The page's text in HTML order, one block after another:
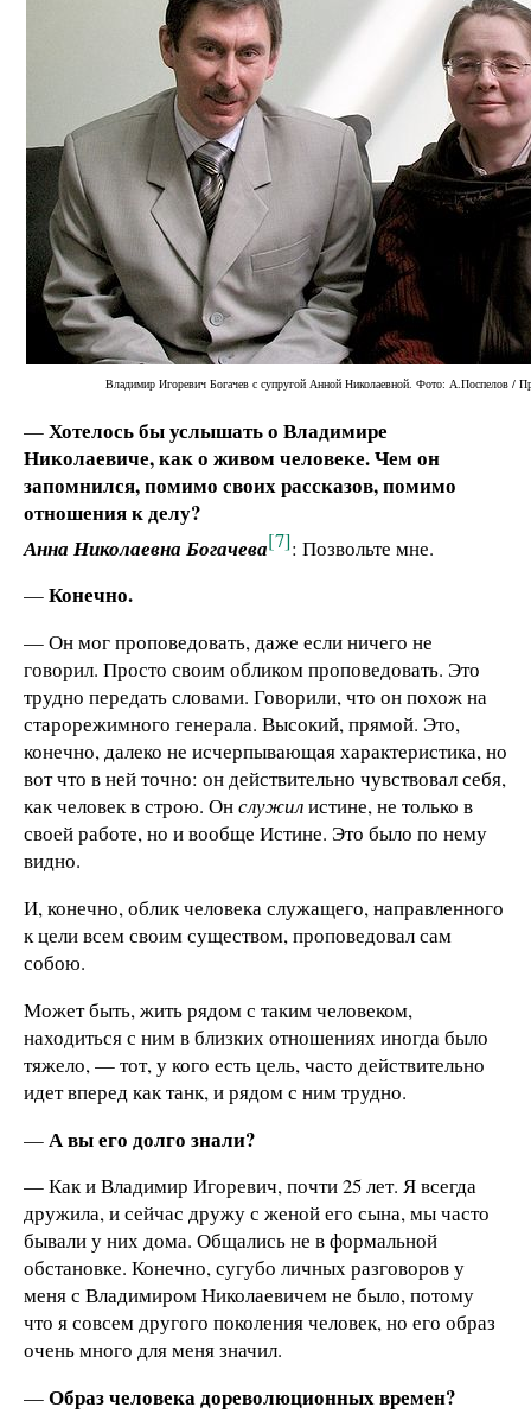
Владимир Игоревич Богачев с супругой Анной Николаевной. Фото: А.Поспелов /
—Хотелось бы услышать о Владимире
Николаевиче, как о живом человеке. Чем он
запомнился, помимо своих рассказов, помимо
отношения к делу?
Анна Николаевна Богачева[7]: Позвольте мне.
—Конечно.
— Он мог проповедовать, даже если ничего не
говорил. Просто своим обликом проповедовать. Это
трудно передать словами. Говорили, что он похож на
старорежимного генерала. Высокий, прямой. Это,
конечно, далеко не исчерпывающая характеристика, но
вот что в ней точно: он действительно чувствовал себя,
как человек в строю. Онслужилистине, не только в
своей работе, но и вообще Истине. Это было по нему
видно.
И, конечно, облик человека служащего, направленного
к цели всем своим существом, проповедовал сам
собою.
Может быть, жить рядом с таким человеком,
находиться с ним в близких отношениях иногда было
тяжело, — тот, у кого есть цель, часто действительно
идет вперед как танк, и рядом с ним трудно.
—А вы его долго знали?
— Как и Владимир Игоревич, почти 25 лет. Я всегда
дружила, и сейчас дружу с женой его сына, мы часто
бывали у них дома. Общались не в формальной
обстановке. Конечно, сугубо личных разговоров у
меня с Владимиром Николаевичем не было, потому
что я совсем другого поколения человек, но его образ
очень много для меня значил.
—Образ человека дореволюционных времен?